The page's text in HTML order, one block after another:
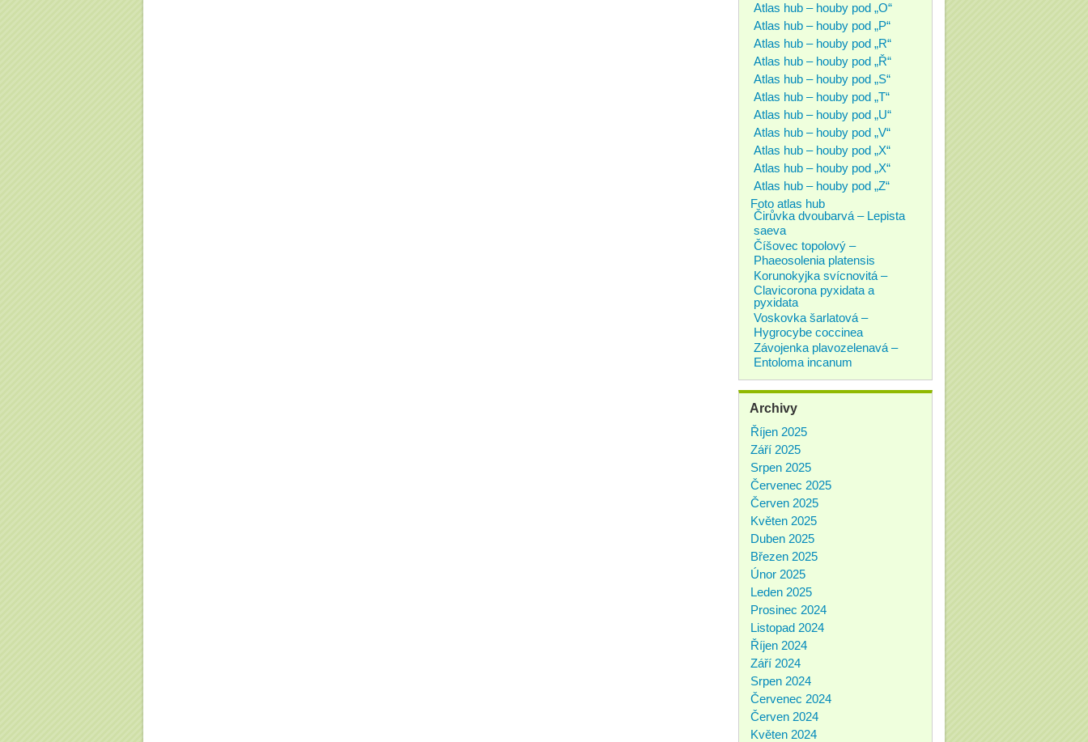
Atlas hub – houby pod „O“
Atlas hub – houby pod „P“
Atlas hub – houby pod „R“
Atlas hub – houby pod „Ř“
Atlas hub – houby pod „S“
Atlas hub – houby pod „T“
Atlas hub – houby pod „U“
Atlas hub – houby pod „V“
Atlas hub – houby pod „X“
Atlas hub – houby pod „X“
Atlas hub – houby pod „Z“
Foto atlas hub
Čirůvka dvoubarvá – Lepista
saeva
Číšovec topolový –
Phaeosolenia platensis
Korunokyjka svícnovitá –
Clavicorona pyxidata a
pyxidata
Voskovka šarlatová –
Hygrocybe coccinea
Závojenka plavozelenavá –
Entoloma incanum
Archivy
Říjen 2025
Září 2025
Srpen 2025
Červenec 2025
Červen 2025
Květen 2025
Duben 2025
Březen 2025
Únor 2025
Leden 2025
Prosinec 2024
Listopad 2024
Říjen 2024
Září 2024
Srpen 2024
Červenec 2024
Červen 2024
Květen 2024